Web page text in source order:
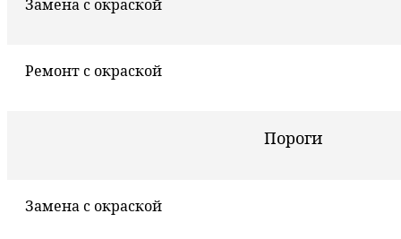
Замена с окраской
Ремонт с окраской
Пороги
Замена с окраской